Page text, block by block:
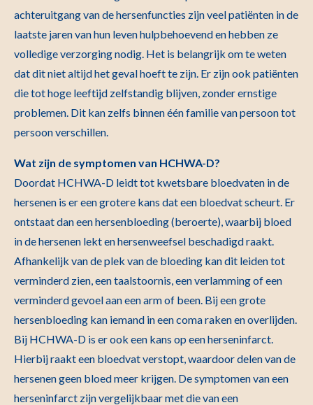
achteruitgang van de hersenfuncties zijn veel patiënten in de
laatste jaren van hun leven hulpbehoevend en hebben ze
volledige verzorging nodig. Het is belangrijk om te weten
dat dit niet altijd het geval hoeft te zijn. Er zijn ook patiënten
die tot hoge leeftijd zelfstandig blijven, zonder ernstige
problemen. Dit kan zelfs binnen één familie van persoon tot
persoon verschillen.
Wat zijn de symptomen van HCHWA-D?
Doordat HCHWA-D leidt tot kwetsbare bloedvaten in de
hersenen is er een grotere kans dat een bloedvat scheurt. Er
ontstaat dan een hersenbloeding (beroerte), waarbij bloed
in de hersenen lekt en hersenweefsel beschadigd raakt.
Afhankelijk van de plek van de bloeding kan dit leiden tot
verminderd zien, een taalstoornis, een verlamming of een
verminderd gevoel aan een arm of been. Bij een grote
hersenbloeding kan iemand in een coma raken en overlijden.
Bij HCHWA-D is er ook een kans op een herseninfarct.
Hierbij raakt een bloedvat verstopt, waardoor delen van de
hersenen geen bloed meer krijgen. De symptomen van een
herseninfarct zijn vergelijkbaar met die van een